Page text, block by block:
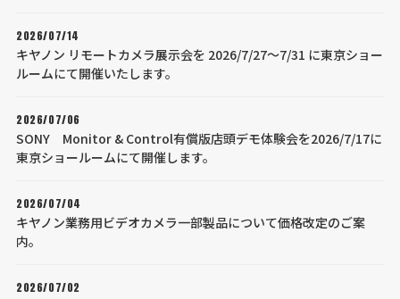
2026/07/14
キヤノン リモートカメラ展示会を 2026/7/27～7/31 に東京ショー
ルームにて開催いたします。
2026/07/06
SONY Monitor & Control有償版店頭デモ体験会を2026/7/17に
東京ショールームにて開催します。
2026/07/04
キヤノン業務用ビデオカメラ一部製品について価格改定のご案
内。
2026/07/02